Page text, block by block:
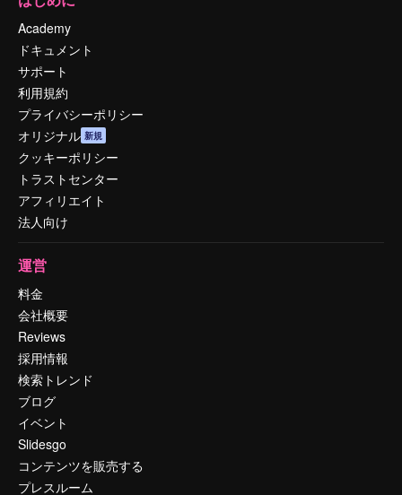
Academy
ドキュメント
サポート
利用規約
プライバシーポリシー
オリジナル 新規
クッキーポリシー
トラストセンター
アフィリエイト
法人向け
運営
料金
会社概要
Reviews
採用情報
検索トレンド
ブログ
イベント
Slidesgo
コンテンツを販売する
プレスルーム